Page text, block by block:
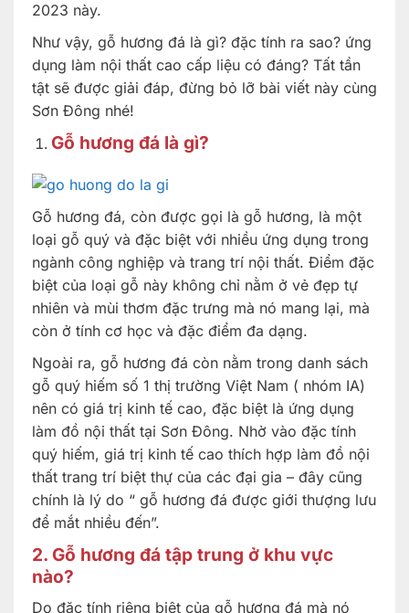
2023 này.
Như vậy, gỗ hương đá là gì? đặc tính ra sao? ứng
dụng làm nội thất cao cấp liệu có đáng? Tất tần
tật sẽ được giải đáp, đừng bỏ lỡ bài viết này cùng
Sơn Đông nhé!
Gỗ hương đá là gì?
Gỗ hương đá, còn được gọi là gỗ hương, là một
loại gỗ quý và đặc biệt với nhiều ứng dụng trong
ngành công nghiệp và trang trí nội thất. Điểm đặc
biệt của loại gỗ này không chỉ nằm ở vẻ đẹp tự
nhiên và mùi thơm đặc trưng mà nó mang lại, mà
còn ở tính cơ học và đặc điểm đa dạng.
Ngoài ra, gỗ hương đá còn nằm trong danh sách
gỗ quý hiếm số 1 thị trường Việt Nam ( nhóm IA)
nên có giá trị kinh tế cao, đặc biệt là ứng dụng
làm đồ nội thất tại Sơn Đông. Nhờ vào đặc tính
quý hiếm, giá trị kinh tế cao thích hợp làm đồ nội
thất trang trí biệt thự của các đại gia – đây cũng
chính là lý do “ gỗ hương đá được giới thượng lưu
để mắt nhiều đến”.
2. Gỗ hương đá tập trung ở khu vực
nào?
Do đặc tính riêng biệt của gỗ hương đá mà nó